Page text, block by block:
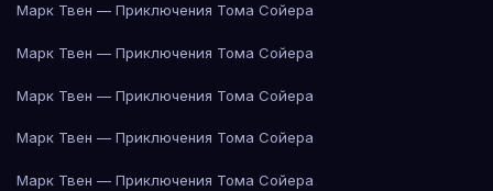
Марк Твен — Приключения Тома Сойера
Марк Твен — Приключения Тома Сойера
Марк Твен — Приключения Тома Сойера
Марк Твен — Приключения Тома Сойера
Марк Твен — Приключения Тома Сойера